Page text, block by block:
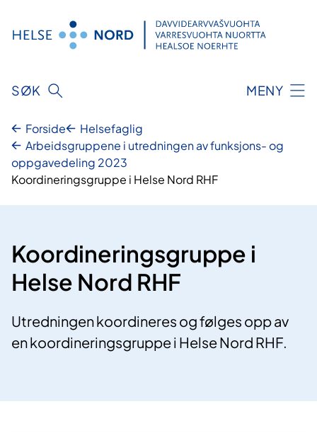
innhold
SØK MENY
Forside
Helsefaglig
Arbeidsgruppene i utredningen av funksjons- og
oppgavedeling 2023
Koordineringsgruppe i Helse Nord RHF
Koordineringsgruppe i
Helse Nord RHF
Utredningen koordineres og følges opp av
en koordineringsgruppe i Helse Nord RHF.